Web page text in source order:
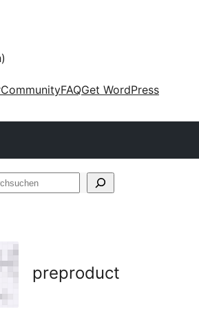
CommunityFAQGet WordPress
preproduct